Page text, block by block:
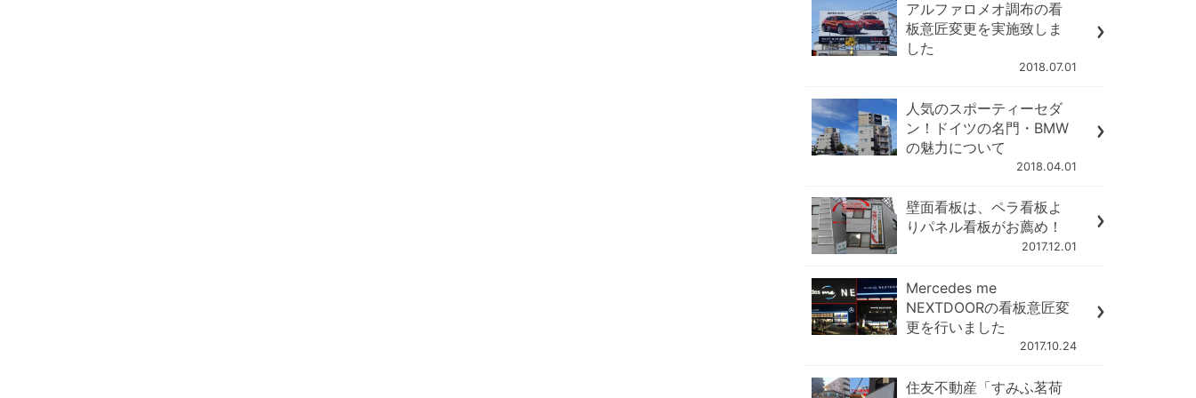
アルファロメオ調布の看
板意匠変更を実施致しま
した
2018.07.01
人気のスポーティーセダ
ン！ドイツの名門・BMW
の魅力について
2018.04.01
壁面看板は、ペラ看板よ
りパネル看板がお薦め！
2017.12.01
Mercedes me
NEXTDOORの看板意匠変
更を行いました
2017.10.24
住友不動産「すみふ茗荷